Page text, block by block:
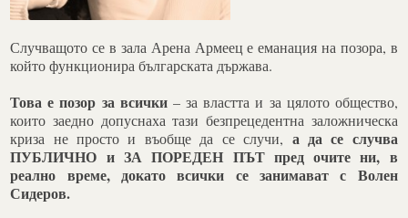
Случващото се в зала Арена Армеец е еманация на позора, в
който функционира българската държава.
Това е позор за всички– за властта и за цялото общество,
които заедно допуснаха тази безпрецедентна заложническа
криза не просто и въобще да се случи, а да се случва
ПУБЛИЧНО и ЗА ПОРЕДЕН ПЪТ пред очите ни, в
реално време, докато всички се занимават с Волен
Сидеров.